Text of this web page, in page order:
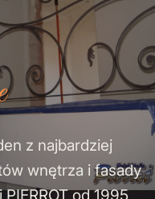
z najbardziej
wnętrza i fasady